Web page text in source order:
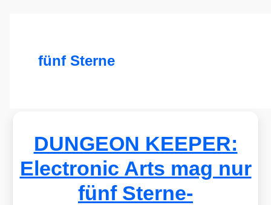
fünf Sterne
DUNGEON KEEPER:
Electronic Arts mag nur
fünf Sterne-